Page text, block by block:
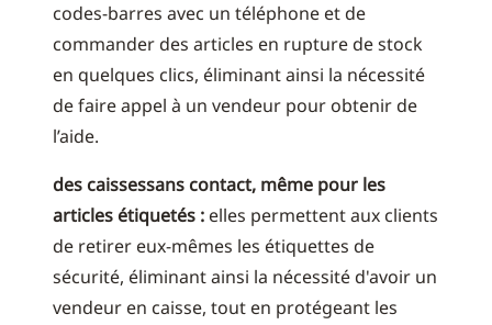
codes-barres avec un téléphone et de
commander des articles en rupture de stock
en quelques clics, éliminant ainsi la nécessité
de faire appel à un vendeur pour obtenir de
l’aide.
des caissessans contact, même pour les
articles étiquetés : elles permettent aux clients
de retirer eux-mêmes les étiquettes de
sécurité, éliminant ainsi la nécessité d'avoir un
vendeur en caisse, tout en protégeant les